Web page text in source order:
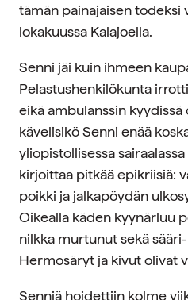
tämän painajaisen todeksi
lokakuussa Kalajoella.
Senni jäi kuin ihmeen
Pelastushenkilökunta
eikä ambulanssin
kävelisikö Senni enää
yliopistollisessa
kirjoittaa pitkää epikriisiä:
poikki ja jalkapöydän
Oikealla käden kyynärluu
nilkka murtunut sekä
Hermosäryt ja kivut olivat
Senniä hoidettiin kolme